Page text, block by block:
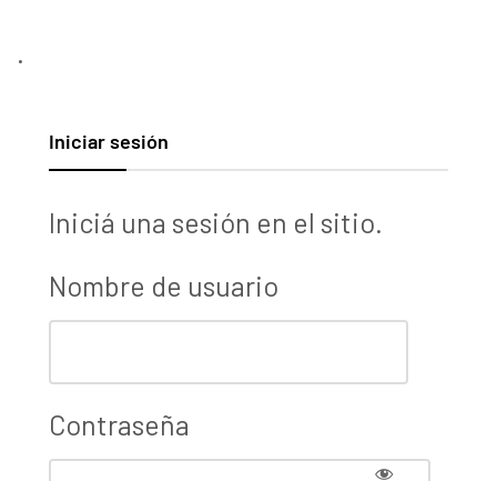
.
Iniciar sesión
Iniciá una sesión en el sitio.
Nombre de usuario
Contraseña